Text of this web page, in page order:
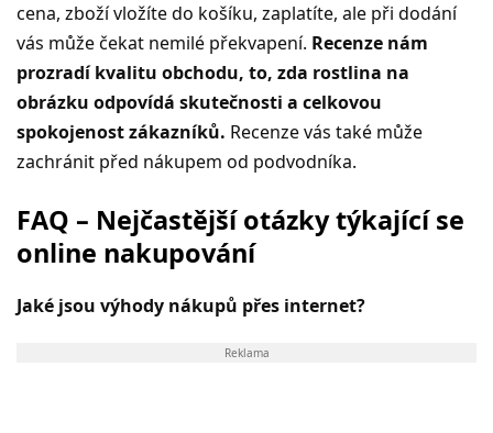
cena, zboží vložíte do košíku, zaplatíte, ale při dodání
vás může čekat nemilé překvapení. Recenze nám
prozradí kvalitu obchodu, to, zda rostlina na
obrázku odpovídá skutečnosti a celkovou
spokojenost zákazníků. Recenze vás také může
zachránit před nákupem od podvodníka.
FAQ – Nejčastější otázky týkající se
online nakupování
Jaké jsou výhody nákupů přes internet?
Reklama